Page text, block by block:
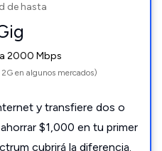
de hasta
2000 Mbps
en algunos mercados)
y transfiere dos o
$1,000 en tu primer
cubrirá la diferencia.